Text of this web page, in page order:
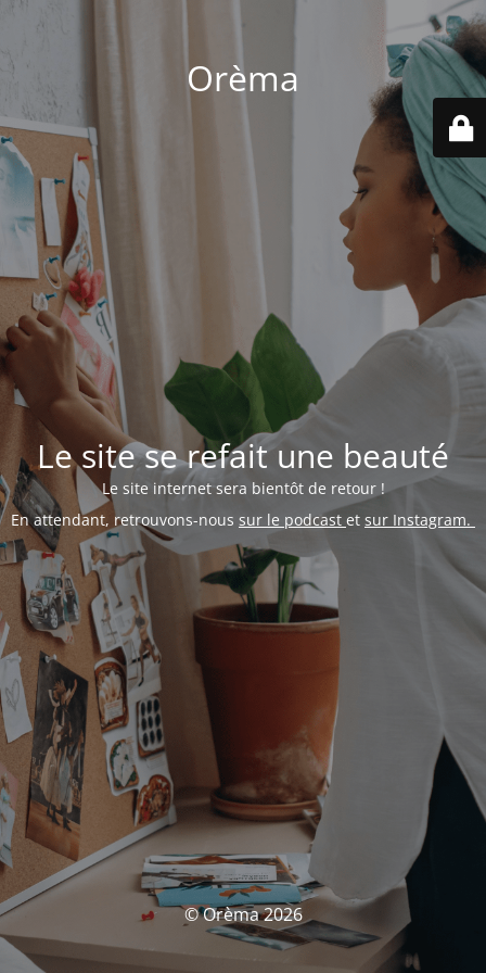
Orèma
Le site se refait une beauté
Le site internet sera bientôt de retour !
En attendant, retrouvons-nous sur le podcast et sur Instagram.
© Orèma 2026